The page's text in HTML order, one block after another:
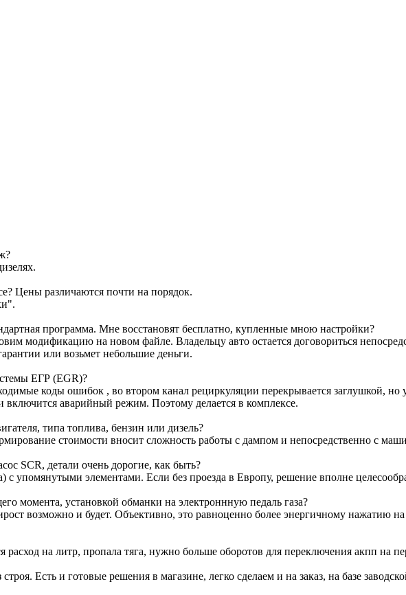
Цены различаются почти на порядок.
программа. Мне восстановят бесплатно, купленные мною настройки?
модификацию на новом файле. Владельцу авто остается договориться
или возьмет небольшие деньги.
ЕГР (EGR)?
коды ошибок , во втором канал рециркуляции перекрывается заглушкой, но
включится аварийный режим. Поэтому делается в комплексе.
типа топлива, бензин или дизель?
стоимости вносит сложность работы с дампом и непосредственно с
SCR, детали очень дорогие, как быть?
упомянутыми элементами. Если без проезда в Европу, решение вполне
момента, установкой обманки на электроннную педаль газа?
возможно и будет. Объективно, это равноценно более энергичному нажатию
расход на литр, пропала тяга, нужно больше оборотов для переключения акпп на
Есть и готовые решения в магазине, легко сделаем и на заказ, на базе